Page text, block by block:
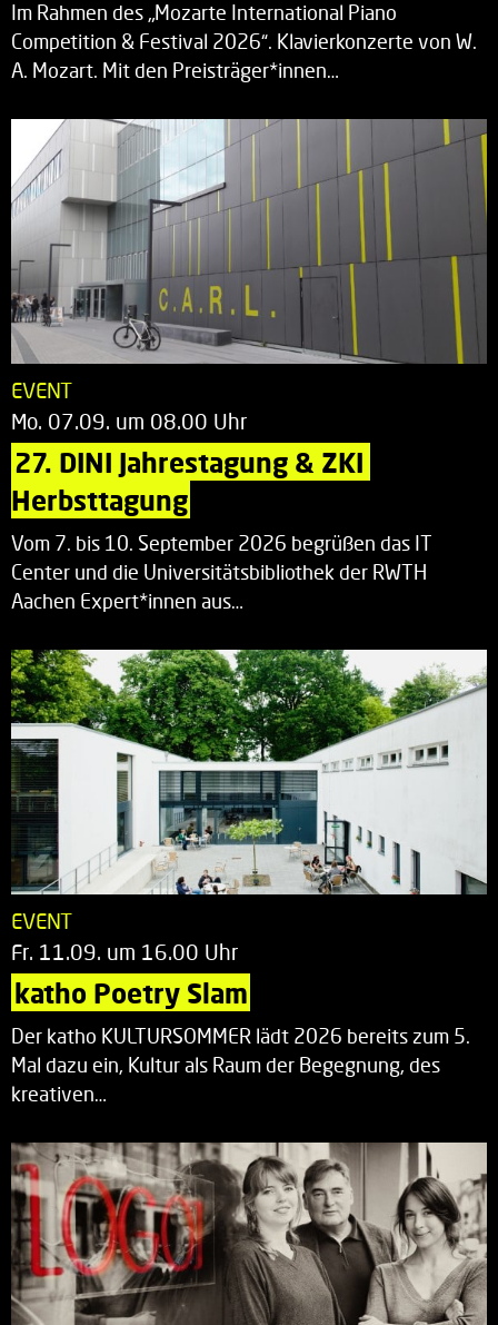
Im Rahmen des „Mozarte International Piano
Competition & Festival 2026“. Klavierkonzerte von W.
A. Mozart. Mit den Preisträger*innen…
EVENT
Mo. 07.09. um 08.00 Uhr
27. DINI Jahrestagung & ZKI
Herbsttagung
Vom 7. bis 10. September 2026 begrüßen das IT
Center und die Universitätsbibliothek der RWTH
Aachen Expert*innen aus…
EVENT
Fr. 11.09. um 16.00 Uhr
katho Poetry Slam
Der katho KULTURSOMMER lädt 2026 bereits zum 5.
Mal dazu ein, Kultur als Raum der Begegnung, des
kreativen…